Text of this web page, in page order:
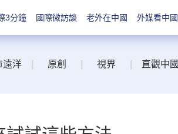
3分鐘 國際微訪談 老外在中國 外媒看中國
遠洋 原創 視界 直觀中國